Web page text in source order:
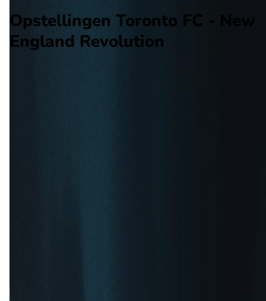
Opstellingen Toronto FC - New
England Revolution